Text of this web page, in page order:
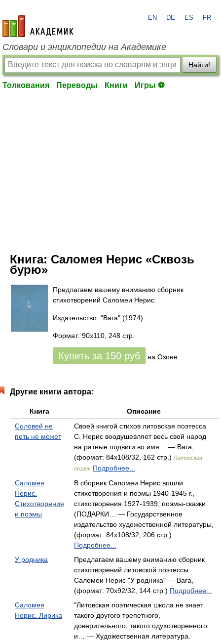
academic.ru
EN DE ES FR
Словари и энциклопедии на Академике
Найти!
Толкования Переводы Книги Игры ⚽
Книга: Саломея Нерис «Сквозь
бурю»
Предлагаем вашему вниманию сборник
стихотворений Саломеи Нерис.
Издательство: "Вага" (1974)
Формат: 90x110, 248 стр.
Купить за 150 руб на Озоне
Другие книги автора:
Книга
Описание
Соловей не
петь не может
Своей книгой стихов литовская поэтесса
С. Нерис воодушевляет весь свой народ
на ратные подвиги во имя… — Вага,
(формат: 84x108/32, 162 стр.) Литовская
поэзия Подробнее...
Саломея
Нерис.
Стихотворения
и поэмы
В сборник Саломеи Нерис вошли
стихотворения и поэмы 1940-1945 г.,
стихотворения 1927-1939, поэмы-сказки
(ПОДАРКИ… — Государственное
издательство художественной литературы,
(формат: 84x108/32, 206 стр.)
Подробнее...
У родника
Предлагаем вашему вниманию сборник
стихотворений литовской поэтессы
Саломеи Нерис "У родника" — Вага,
(формат: 70x92/32, 144 стр.) Подробнее...
Саломея
Нерис. Лирика
"Литовская поэтическая школа не знает
такого другого трепетного,
доверительного, такого одухотворенного
и… — Художественная литература.